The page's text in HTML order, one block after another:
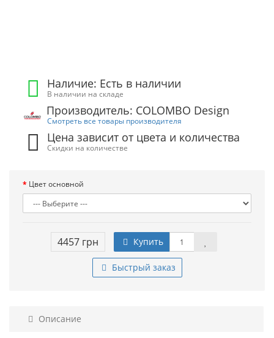
Наличие: Есть в наличии
В наличии на складе
Производитель: COLOMBO Design
Смотреть все товары производителя
Цена зависит от цвета и количества
Скидки на количестве
Цвет основной
4457 грн Купить
Быстрый заказ
Описание